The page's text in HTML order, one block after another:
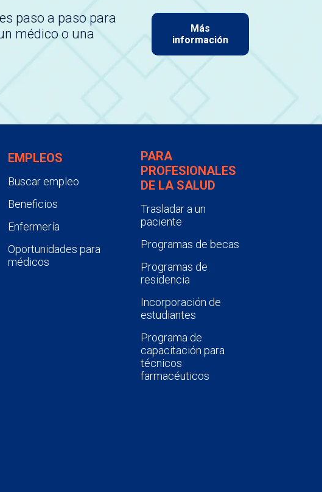
paso a paso para
médico o una
Más
información
EMPLEOS
Buscar empleo
Beneficios
Enfermería
Oportunidades para
médicos
PARA
PROFESIONALES
DE LA SALUD
Trasladar a un
paciente
Programas de becas
Programas de
residencia
Incorporación de
estudiantes
Programa de
capacitación para
técnicos
farmacéuticos